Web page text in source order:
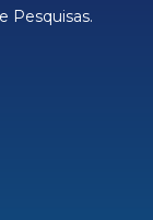
Pesquisas.